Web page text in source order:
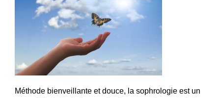
Méthode bienveillante et douce, la sophrologie est un